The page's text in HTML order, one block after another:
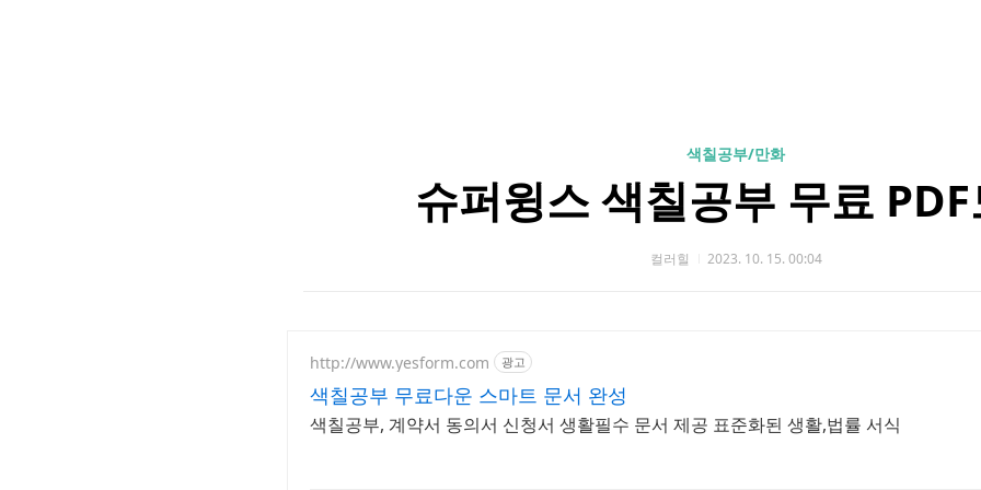
색칠공부/만화
슈퍼윙스 색칠공부 무료
컬러힐 2023. 10. 15. 00:04
http://www.yesform.com 광고
색칠공부 무료다운 스마트 문서 완성
색칠공부, 계약서 동의서 신청서 생활필수 문서 제공 표준화된 생활,법률 서식